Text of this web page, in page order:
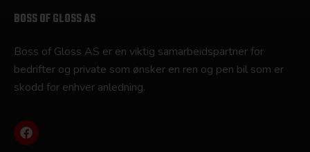
BOSS OF GLOSS AS
Boss of Gloss AS er en viktig samarbeidspartner for
bedrifter og private som ønsker en ren og pen bil som er
skodd for enhver anledning.